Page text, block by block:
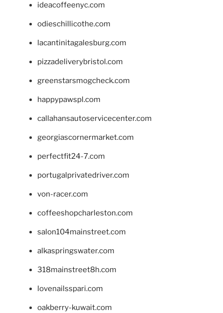
ideacoffeenyc.com
odieschillicothe.com
lacantinitagalesburg.com
pizzadeliverybristol.com
greenstarsmogcheck.com
happypawspl.com
callahansautoservicecenter.com
georgiascornermarket.com
perfectfit24-7.com
portugalprivatedriver.com
von-racer.com
coffeeshopcharleston.com
salon104mainstreet.com
alkaspringswater.com
318mainstreet8h.com
lovenailsspari.com
oakberry-kuwait.com